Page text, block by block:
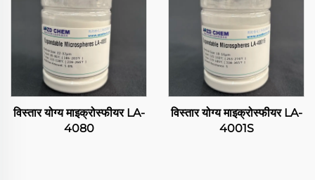
विस्तार योग्य माइक्रोस्फीयर LA-
4080
विस्तार योग्य माइक्रोस्फीयर LA-
4001S